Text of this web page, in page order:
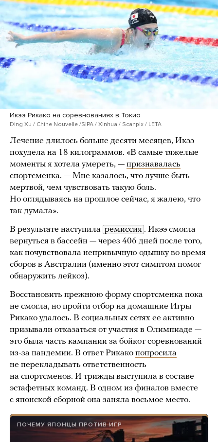
Икээ Рикако на соревнованиях в Токио
Ding Xu / Chine Nouvelle /SIPA / Xinhua / Scanpix / LETA
Лечение длилось больше десяти месяцев, Икээ
похудела на 18 килограммов. «В самые тяжелые
моменты я хотела умереть, — признавалась
спортсменка. — Мне казалось, что лучше быть
мертвой, чем чувствовать такую боль.
Но оглядываясь на прошлое сейчас, я жалею, что
так думала».
В результате наступила ремиссия . Икээ смогла
вернуться в бассейн — через 406 дней после того,
как почувствовала непривычную одышку во время
сборов в Австралии (именно этот симптом помог
обнаружить лейкоз).
Восстановить прежнюю форму спортсменка пока
не смогла, но пройти отбор на домашние Игры
Рикако удалось. В социальных сетях ее активно
призывали отказаться от участия в Олимпиаде —
это была часть кампании за бойкот соревнований
из-за пандемии. В ответ Рикако попросила
не перекладывать ответственность
на спортсменов. И трижды выступила в составе
эстафетных команд. В одном из финалов вместе
с японской сборной она заняла восьмое место.
ПОЧЕМУ ЯПОНЦЫ ПРОТИВ ИГР